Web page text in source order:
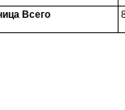
Всего